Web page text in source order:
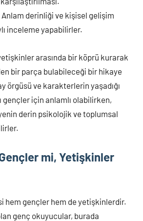
derinliği ve kişisel gelişim
inceleme yapabilirler.
arasında bir köprü kurarak
bir parça bulabileceği bir hikaye
örgüsü ve karakterlerin yaşadığı
gençler için anlamlı olabilirken,
derin psikolojik ve toplumsal
mi, Yetişkinler
hem gençler hem de yetişkinlerdir.
genç okuyucular, burada